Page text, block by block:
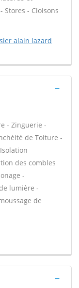
Stores - Cloisons
alain lazard
- Zinguerie -
de Toiture -
des combles
-
lumière -
de